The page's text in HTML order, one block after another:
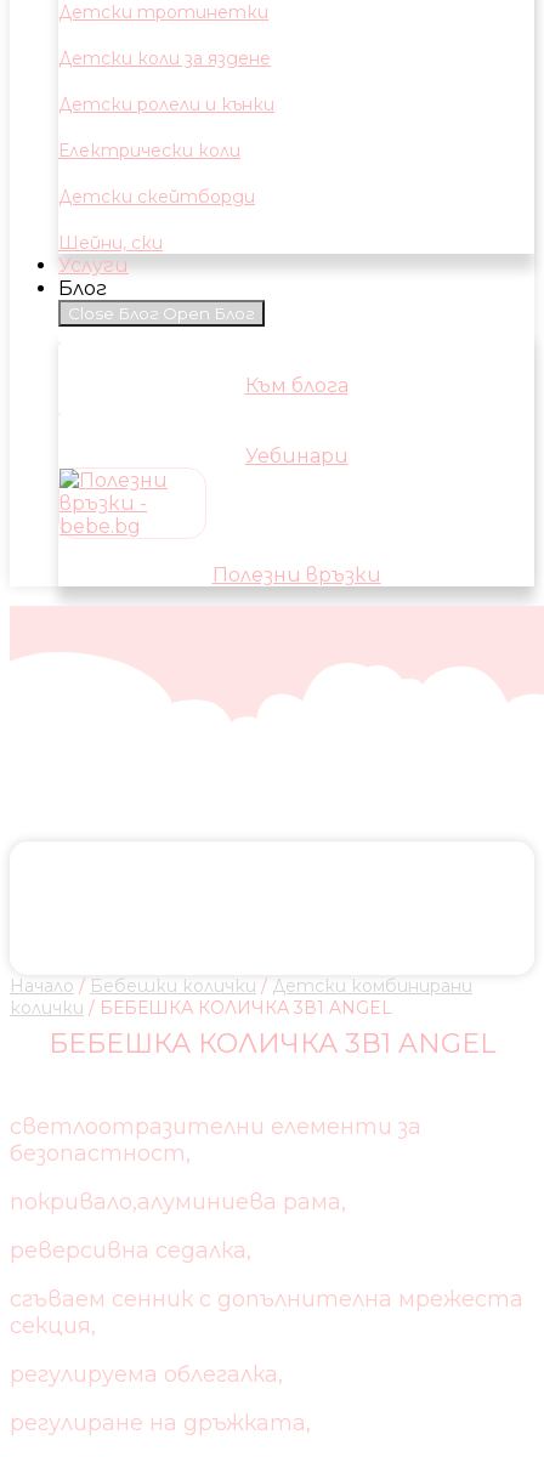
Детски тротинетки
Детски коли за яздене
Детски ролели и кънки
Електрически коли
Детски скейтборди
Шейни, ски
Услуги
Блог
Close Блог Open Блог
Към блога
Уебинари
Полезни връзки
Начало / Бебешки колички / Детски комбинирани
колички / БЕБЕШКА КОЛИЧКА 3В1 ANGEL
БЕБЕШКА КОЛИЧКА 3В1 ANGEL
светлоотразителни елементи за
безопастност,
покривало,алуминиева рама,
реверсивна седалка,
сгъваем сенник с допълнителна мрежеста
секция,
регулируема облегалка,
регулиране на дръжката,